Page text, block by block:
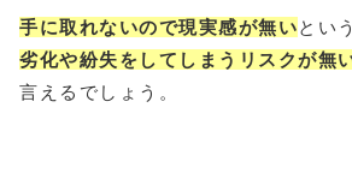
手に取れないので現実感が無いとい
劣化や紛失をしてしまうリスクが無
言えるでしょう。